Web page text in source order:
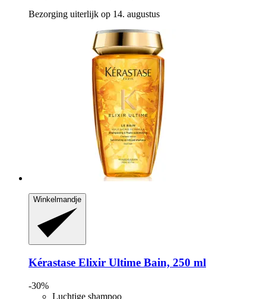
Bezorging uiterlijk op 14. augustus
Winkelmandje
Kérastase Elixir Ultime Bain, 250 ml
-30%
Luchtige shampoo